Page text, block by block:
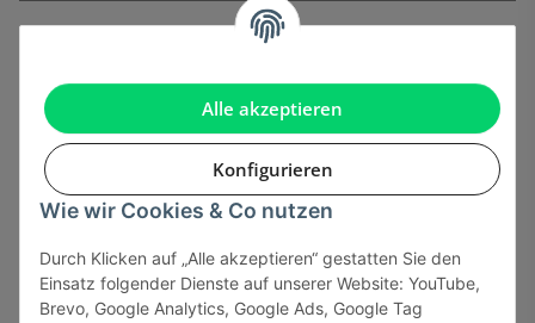
Alle akzeptieren
Konfigurieren
Wie wir Cookies & Co nutzen
Durch Klicken auf „Alle akzeptieren“ gestatten Sie den
Einsatz folgender Dienste auf unserer Website: YouTube,
Brevo, Google Analytics, Google Ads, Google Tag
Informationen
Gesetzliche Informationen
Sicher bezahlen via: